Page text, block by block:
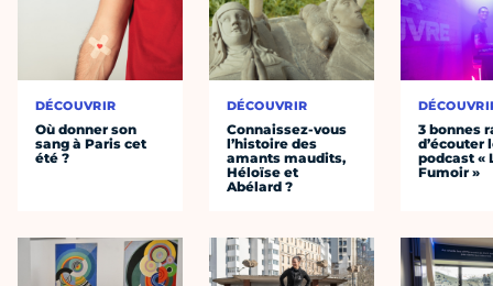
DÉCOUVRIR
Où donner son
sang à Paris cet
été ?
DÉCOUVRIR
Connaissez-vous
l’histoire des
amants maudits,
Héloïse et
Abélard ?
3 bonnes
d’écouter
podcast «
Fumoir »